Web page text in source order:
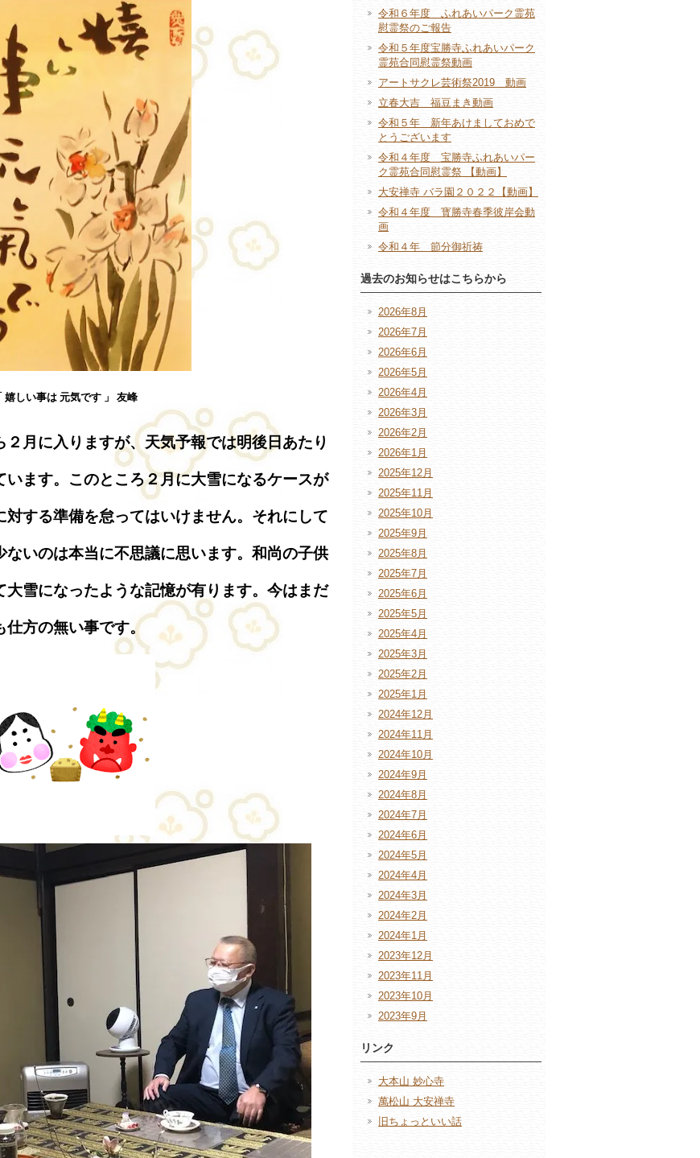
嬉しい事は 元気です 」 友峰
月に入りますが、天気予報では明後日あたり
ます。このところ２月に大雪になるケースが
する準備を怠ってはいけません。それにして
ないのは本当に不思議に思います。和尚の子供
雪になったような記憶が有ります。今はまだ
仕方の無い事です。
令和６年度 ふれあいパーク霊苑
慰霊祭のご報告
令和５年度宝勝寺ふれあいパーク
霊苑合同慰霊祭動画
アートサクレ芸術祭2019 動画
立春大吉 福豆まき動画
令和５年 新年あけましておめで
とうございます
令和４年度 宝勝寺ふれあいパー
ク霊苑合同慰霊祭 【動画】
大安禅寺 バラ園２０２２【動画】
令和４年度 寳勝寺春季彼岸会動
画
令和４年 節分御祈祷
過去のお知らせはこちらから
2026年8月
2026年7月
2026年6月
2026年5月
2026年4月
2026年3月
2026年2月
2026年1月
2025年12月
2025年11月
2025年10月
2025年9月
2025年8月
2025年7月
2025年6月
2025年5月
2025年4月
2025年3月
2025年2月
2025年1月
2024年12月
2024年11月
2024年10月
2024年9月
2024年8月
2024年7月
2024年6月
2024年5月
2024年4月
2024年3月
2024年2月
2024年1月
2023年12月
2023年11月
2023年10月
2023年9月
リンク
大本山 妙心寺
萬松山 大安禅寺
旧ちょっといい話